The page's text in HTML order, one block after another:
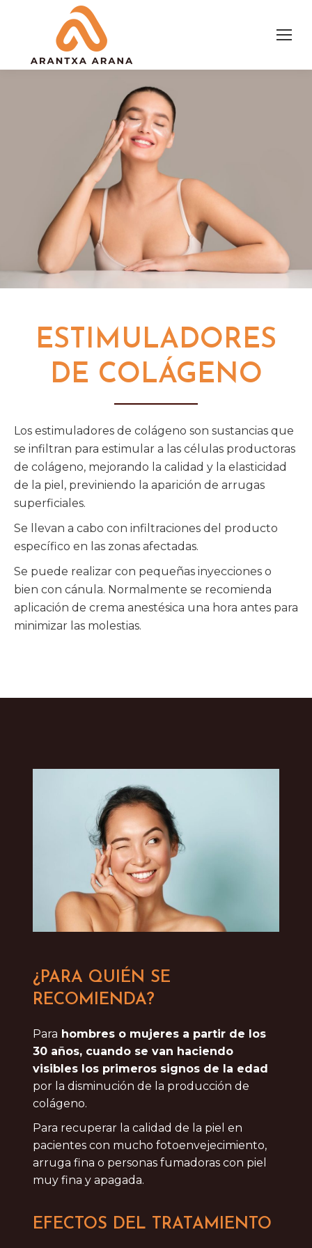
ESTIMULADORES
DE COLÁGENO
Los estimuladores de colágeno son sustancias que
se infiltran para estimular a las células productoras
de colágeno, mejorando la calidad y la elasticidad
de la piel, previniendo la aparición de arrugas
superficiales.
Se llevan a cabo con infiltraciones del producto
específico en las zonas afectadas.
Se puede realizar con pequeñas inyecciones o
bien con cánula. Normalmente se recomienda
aplicación de crema anestésica una hora antes para
minimizar las molestias.
¿PARA QUIÉN SE
RECOMIENDA?
Para hombres o mujeres a partir de los
30 años, cuando se van haciendo
visibles los primeros signos de la edad
por la disminución de la producción de
colágeno.
Para recuperar la calidad de la piel en
pacientes con mucho fotoenvejecimiento,
arruga fina o personas fumadoras con piel
muy fina y apagada.
EFECTOS DEL TRATAMIENTO